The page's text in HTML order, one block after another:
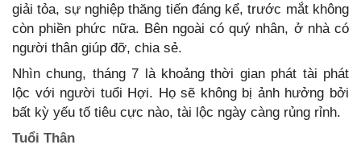
giải tỏa, sự nghiệp thăng tiến đáng kể, trước mắt không
còn phiền phức nữa. Bên ngoài có quý nhân, ở nhà có
người thân giúp đỡ, chia sẻ.
Nhìn chung, tháng 7 là khoảng thời gian phát tài phát
lộc với người tuổi Hợi. Họ sẽ không bị ảnh hưởng bởi
bất kỳ yếu tố tiêu cực nào, tài lộc ngày càng rủng rỉnh.
Tuổi Thân